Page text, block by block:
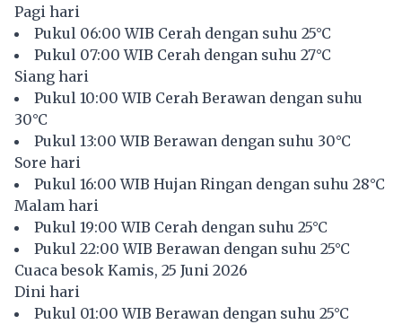
Pagi hari
Pukul 06:00 WIB Cerah dengan suhu 25°C
Pukul 07:00 WIB Cerah dengan suhu 27°C
Siang hari
Pukul 10:00 WIB Cerah Berawan dengan suhu
30°C
Pukul 13:00 WIB Berawan dengan suhu 30°C
Sore hari
Pukul 16:00 WIB Hujan Ringan dengan suhu 28°C
Malam hari
Pukul 19:00 WIB Cerah dengan suhu 25°C
Pukul 22:00 WIB Berawan dengan suhu 25°C
Cuaca besok Kamis, 25 Juni 2026
Dini hari
Pukul 01:00 WIB Berawan dengan suhu 25°C